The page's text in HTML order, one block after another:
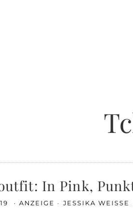
In Pink,
ANZEIGE JESSIKA WEISSE